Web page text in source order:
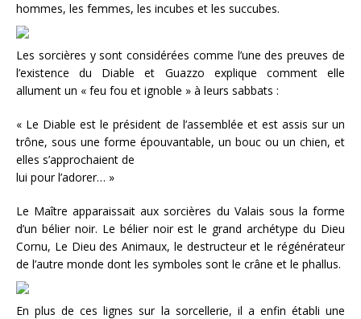
hommes, les femmes, les incubes et les succubes.
Les sorcières y sont considérées comme l’une des preuves de
l’existence du Diable et Guazzo explique comment elle
allument un « feu fou et ignoble » à leurs sabbats :
« Le Diable est le président de l’assemblée et est assis sur un
trône, sous une forme épouvantable, un bouc ou un chien, et
elles s’approchaient de
lui pour l’adorer… »
Le Maître apparaissait aux sorcières du Valais sous la forme
d’un bélier noir. Le bélier noir est le grand archétype du Dieu
Cornu, Le Dieu des Animaux, le destructeur et le régénérateur
de l’autre monde dont les symboles sont le crâne et le phallus.
En plus de ces lignes sur la sorcellerie, il a enfin établi une